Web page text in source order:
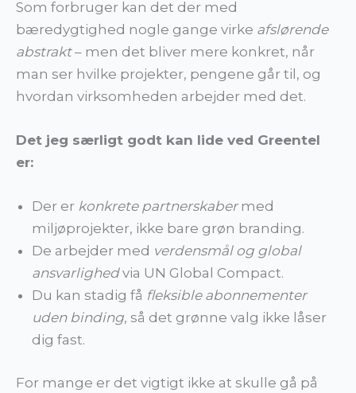
Som forbruger kan det der med
bæredygtighed nogle gange virke afslørende
abstrakt– men det bliver mere konkret, når
man ser hvilke projekter, pengene går til, og
hvordan virksomheden arbejder med det.
Det jeg særligt godt kan lide ved Greentel
er:
Der er konkrete partnerskabermed
miljøprojekter, ikke bare grøn branding.
De arbejder med verdensmål og global
ansvarlighedvia UN Global Compact.
Du kan stadig få fleksible abonnementer
uden binding, så det grønne valg ikke låser
dig fast.
For mange er det vigtigt ikke at skulle gå på